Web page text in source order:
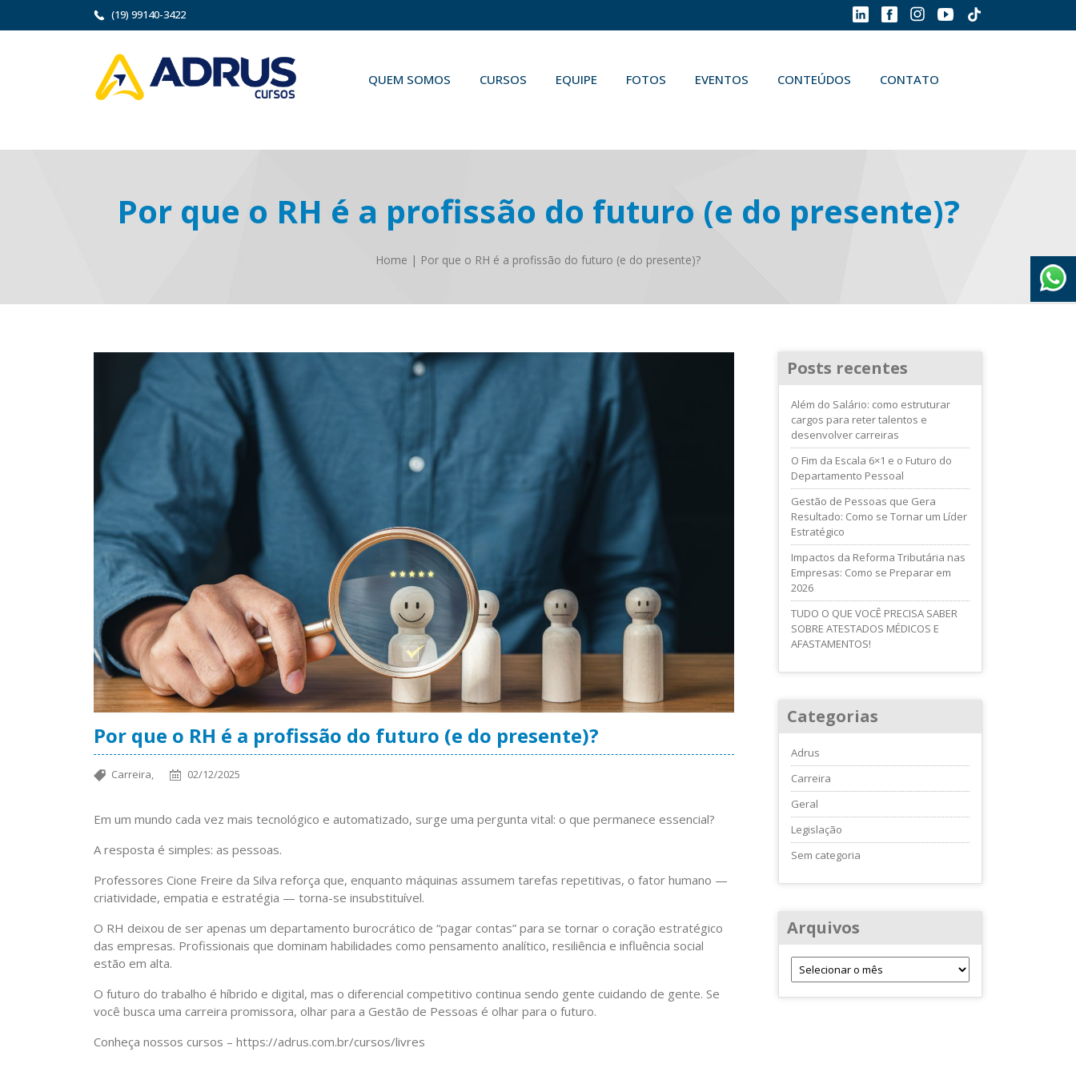
(19) 99140-3422
QUEM SOMOS CURSOS EQUIPE FOTOS EVENTOS CONTEÚDOS CONTATO
Por que o RH é a profissão do futuro (e do presente)?
Home | Por que o RH é a profissão do futuro (e do presente)?
Por que o RH é a profissão do futuro (e do presente)?
Carreira, 02/12/2025
Em um mundo cada vez mais tecnológico e automatizado, surge uma pergunta vital: o que permanece essencial?
A resposta é simples: as pessoas.
Professores Cione Freire da Silva reforça que, enquanto máquinas assumem tarefas repetitivas, o fator humano —
criatividade, empatia e estratégia — torna-se insubstituível.
O RH deixou de ser apenas um departamento burocrático de “pagar contas” para se tornar o coração estratégico
das empresas. Profissionais que dominam habilidades como pensamento analítico, resiliência e influência social
estão em alta.
O futuro do trabalho é híbrido e digital, mas o diferencial competitivo continua sendo gente cuidando de gente. Se
você busca uma carreira promissora, olhar para a Gestão de Pessoas é olhar para o futuro.
Conheça nossos cursos – https://adrus.com.br/cursos/livres
Posts recentes
Além do Salário: como estruturar
cargos para reter talentos e
desenvolver carreiras
O Fim da Escala 6×1 e o Futuro do
Departamento Pessoal
Gestão de Pessoas que Gera
Resultado: Como se Tornar um Líder
Estratégico
Impactos da Reforma Tributária nas
Empresas: Como se Preparar em
2026
TUDO O QUE VOCÊ PRECISA SABER
SOBRE ATESTADOS MÉDICOS E
AFASTAMENTOS!
Categorias
Adrus
Carreira
Geral
Legislação
Sem categoria
Arquivos